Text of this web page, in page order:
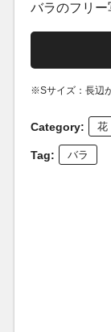
バラのフリー
※Sサイズ：長辺
Category: 花
Tag: バラ